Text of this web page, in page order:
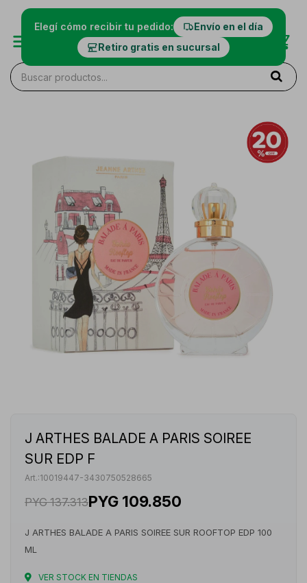
Elegí cómo recibir tu pedido:
Envío en el día
Retiro gratis en sucursal
J ARTHES BALADE A PARIS SOIREE
SUR EDP F
10019447-3430750528665
PYG 137.313PYG 109.850
J ARTHES BALADE A PARIS SOIREE SUR ROOFTOP EDP 100
ML
VER STOCK EN TIENDAS